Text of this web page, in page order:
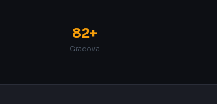
82+
Gradova